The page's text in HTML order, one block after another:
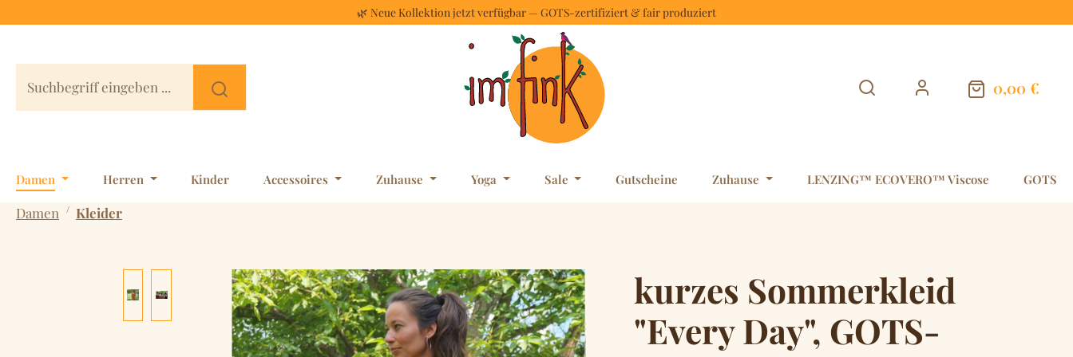
🌿 Neue Kollektion jetzt verfügbar — GOTS-zertifiziert & fair produziert
0,00 €
Warenkorb
Damen Herren Kinder Accessoires Zuhause Yoga Sale Gutscheine Zuhause LENZING™ ECOVERO™ Viscose GOTS
Damen / Kleider
kurzes Sommerkleid
"Every Day", GOTS-